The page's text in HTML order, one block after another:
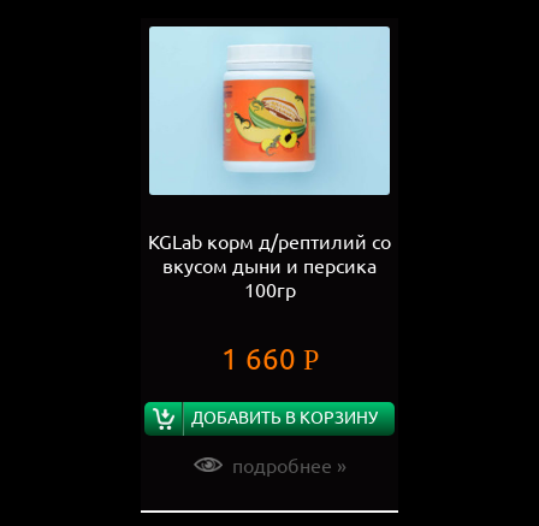
KGLab корм д/рептилий со
вкусом дыни и персика
100гр
1 660 Р
ДОБАВИТЬ В КОРЗИНУ
подробнее »